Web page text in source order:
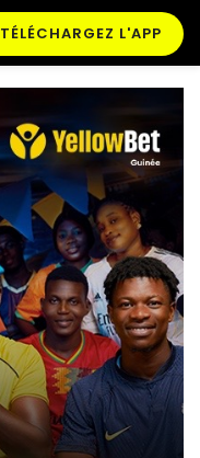
TÉLÉCHARGEZ L'APP